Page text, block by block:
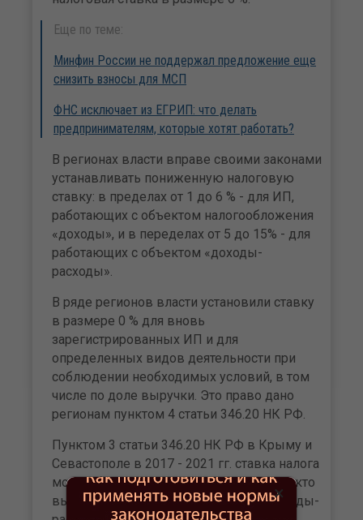
Еще по теме:
Минфин России не поддержал предложение еще
снизить взносы для МСП
ФНС исключает из ЕГРИП: что делать
предпринимателям, которые хотят работать?
В регионах власти вправе своими законами
устанавливать пониженную налоговую
ставку: в пределах от 1 до 6 % - для ИП,
работающих с объектом налогообложения
«доходы», и в переделах от 5 до 15% - для
работающих с объектом «доходы-
расходы».
В ряде регионов власти установили ставку
в размере 0 % для вновь
зарегистрированных ИП и для
определенных видов деятельности при
соблюдении необходимых условий, в том
числе по доле выручки. Это право дано
регионам пунктом 4 статьи 346.20 НК РФ.
Пунктом 3 статьи 346.20 НК РФ в Крыму и
Севастополе в 2017 - 2021 гг. ставка налога
может быть уменьшена до 3 % для тех, кто
выбрал объект налогообложения «доходы-
×